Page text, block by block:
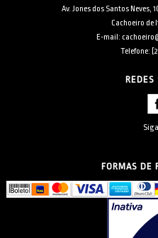
Av. Jones dos Santos Neves,
Cachoeiro de
E-mail:
Telefone:
REDES
FORMAS DE